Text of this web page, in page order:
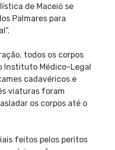
de Maceió se
Palmares para
todos os corpos
Instituto Médico-Legal
cadavéricos e
viaturas foram
os corpos até o
feitos pelos peritos